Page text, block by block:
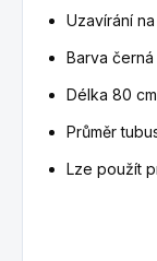
Uzavírání
Barva černá
Délka 80 cm
Průměr
Lze použít